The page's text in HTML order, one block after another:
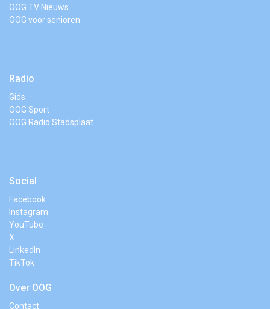
OOG TV Nieuws
OOG voor senioren
Radio
Gids
OOG Sport
OOG Radio Stadsplaat
Social
Facebook
Instagram
YouTube
X
LinkedIn
TikTok
Over OOG
Contact